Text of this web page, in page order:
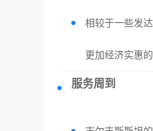
相较于一些发
更加经济实惠的
服务周到